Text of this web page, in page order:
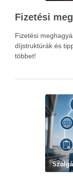
Fizetési
díjstruktúrák és
többet!